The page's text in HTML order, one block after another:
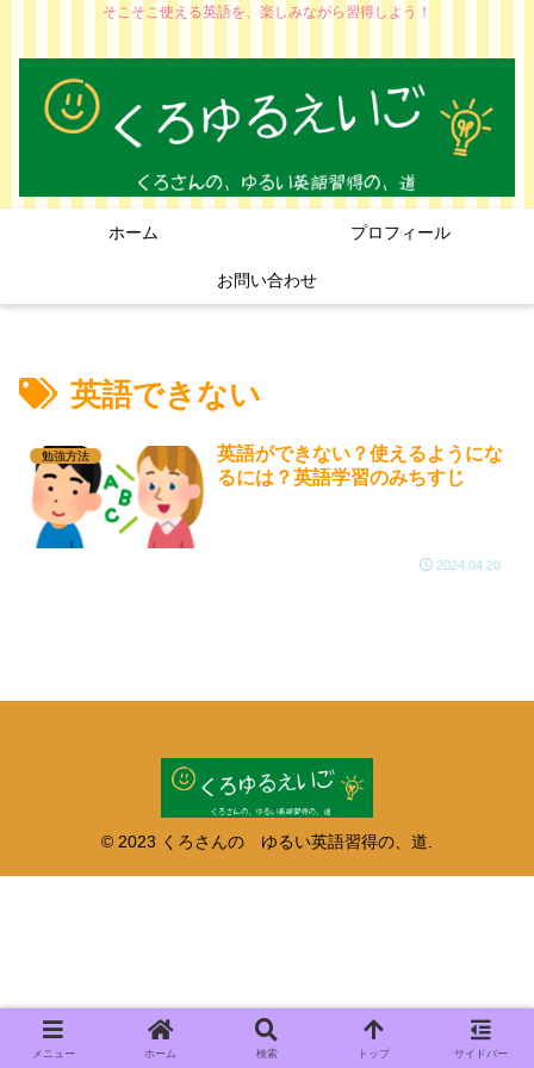
そこそこ使える英語を、楽しみながら習得しよう！
ホーム プロフィール
お問い合わせ
英語できない
勉強方法
英語ができない？使えるようにな
るには？英語学習のみちすじ
2024.04.20
© 2023 くろさんの ゆるい英語習得の、道.
メニュー ホーム 検索 トップ サイドバー